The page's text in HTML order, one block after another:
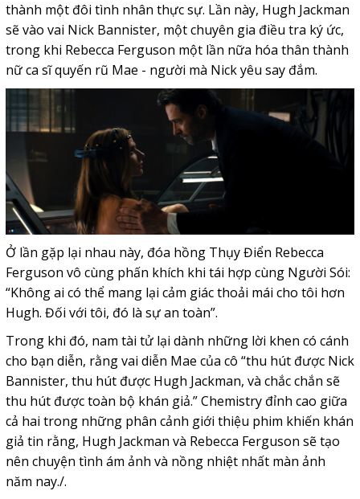
thành một đôi tình nhân thực sự. Lần này, Hugh Jackman
sẽ vào vai Nick Bannister, một chuyên gia điều tra ký ức,
trong khi Rebecca Ferguson một lần nữa hóa thân thành
nữ ca sĩ quyến rũ Mae - người mà Nick yêu say đắm.
Ở lần gặp lại nhau này, đóa hồng Thụy Điển Rebecca
Ferguson vô cùng phấn khích khi tái hợp cùng Người Sói:
“Không ai có thể mang lại cảm giác thoải mái cho tôi hơn
Hugh. Đối với tôi, đó là sự an toàn”.
Trong khi đó, nam tài tử lại dành những lời khen có cánh
cho bạn diễn, rằng vai diễn Mae của cô “thu hút được Nick
Bannister, thu hút được Hugh Jackman, và chắc chắn sẽ
thu hút được toàn bộ khán giả.” Chemistry đỉnh cao giữa
cả hai trong những phân cảnh giới thiệu phim khiến khán
giả tin rằng, Hugh Jackman và Rebecca Ferguson sẽ tạo
nên chuyện tình ám ảnh và nồng nhiệt nhất màn ảnh
năm nay./.